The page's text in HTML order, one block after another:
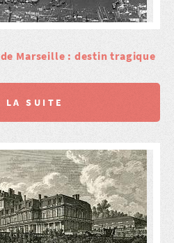
Marseille : destin tragique
LA SUITE